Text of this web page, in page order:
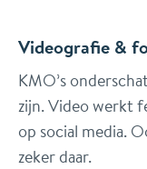
Videografie &
KMO’s
zijn. Video werkt
op social media.
zeker daar.